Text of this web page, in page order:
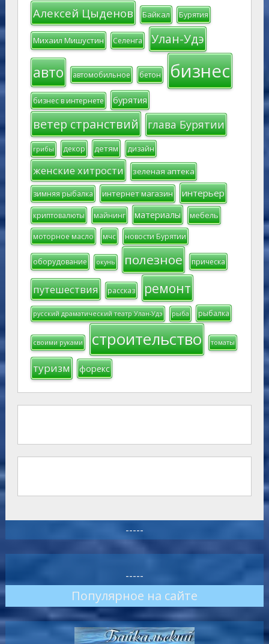
Алексей Цыденов Байкал Бурятия
Михаил Мишустин Селенга Улан-Удэ
авто автомобильное бетон бизнес
бизнес в интернете бурятия
ветер странствий глава Бурятии
грибы декор детям дизайн
женские хитрости зеленая аптека
зимняя рыбалка интернет магазин интерьер
криптовалюты майнинг материалы мебель
моторное масло мчс новости Бурятии
оборудование окунь полезное прическа
путешествия рассказ ремонт
русский драматический театр Улан-Удэ рыба рыбалка
своими руками строительство томаты
туризм форекс
-----
-----
Популярное на сайте